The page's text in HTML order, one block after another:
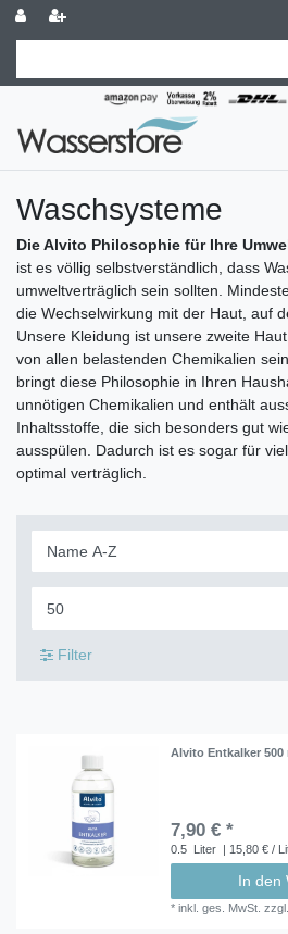
Waschsysteme
Die Alvito Philosophie für Ihre
ist es völlig selbstverständlich, dass
umweltverträglich sein sollten.
die Wechselwirkung mit der Haut, auf
Unsere Kleidung ist unsere zweite
von allen belastenden Chemikalien
bringt diese Philosophie in Ihren
unnötigen Chemikalien und enthält
Inhaltsstoffe, die sich besonders gut
ausspülen. Dadurch ist es sogar für
optimal verträglich.
Filter
Alvito Entkalker 500
7,90 € *
0.5 Liter | 15,80 € /
In den
*inkl. ges. MwSt.